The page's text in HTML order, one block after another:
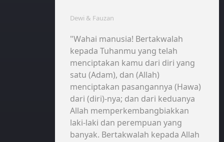
Dewi & Fauzan
"Wahai manusia! Bertakwalah
kepada Tuhanmu yang telah
menciptakan kamu dari diri yang
satu (Adam), dan (Allah)
menciptakan pasangannya (Hawa)
dari (diri)-nya; dan dari keduanya
Allah memperkembangbiakkan
laki-laki dan perempuan yang
banyak. Bertakwalah kepada Allah